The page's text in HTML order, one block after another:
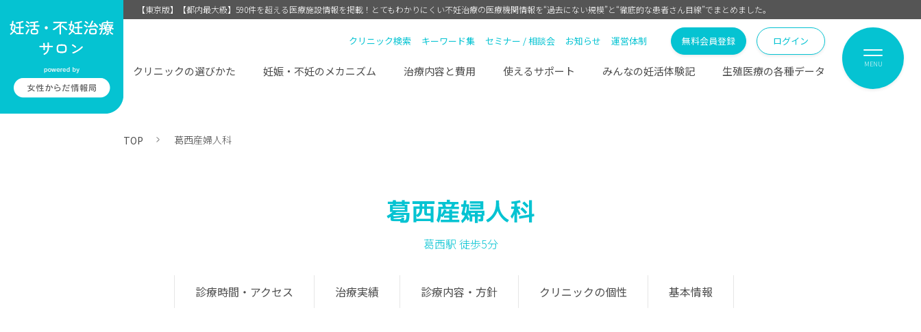
【東京版】【都内最大級】590件を超える医療施設情報を掲載！ とてもわかりにくい不妊治療の医療機関情報を“過去にない規模”と“徹底的な患者さん目線”でまとめました。
クリニック検索 キーワード集 セミナー / 相談会 お知らせ 運営体制 無料会員登録 ログイン
クリニックの選びかた 妊娠・不妊のメカニズム 治療内容と費用 使えるサポート みんなの妊活体験記 生殖医療の各種データ MENU
TOP 葛西産婦人科
葛西産婦人科
葛西駅 徒歩5分
診療時間・アクセス 治療実績 診療内容・方針 クリニックの個性 基本情報